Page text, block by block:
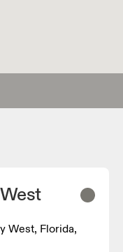
West, Florida,